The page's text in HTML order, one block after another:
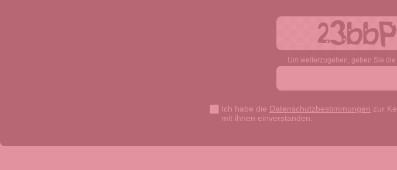
Um weiterzugehen, geben Sie
Ich habe die Datenschutzbestimmungen zur
mit ihnen einverstanden.